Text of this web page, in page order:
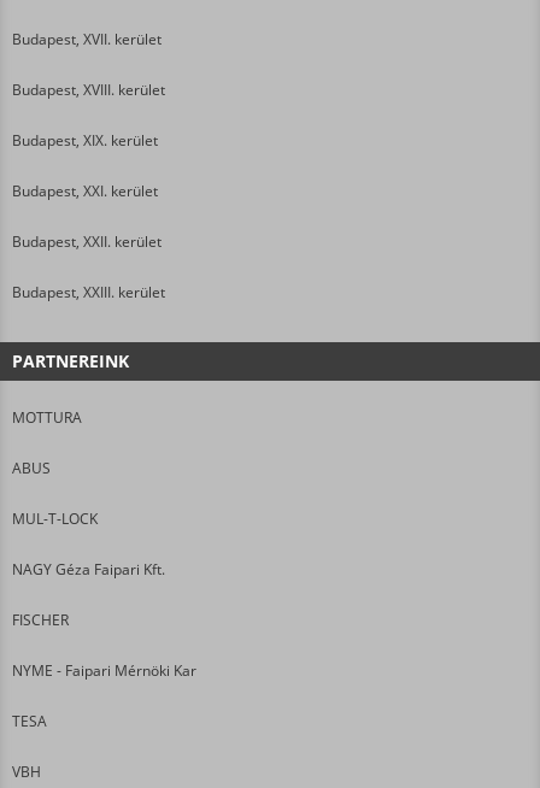
Budapest, XVII. kerület
Budapest, XVIII. kerület
Budapest, XIX. kerület
Budapest, XXI. kerület
Budapest, XXII. kerület
Budapest, XXIII. kerület
PARTNEREINK
MOTTURA
ABUS
MUL-T-LOCK
NAGY Géza Faipari Kft.
FISCHER
NYME - Faipari Mérnöki Kar
TESA
VBH